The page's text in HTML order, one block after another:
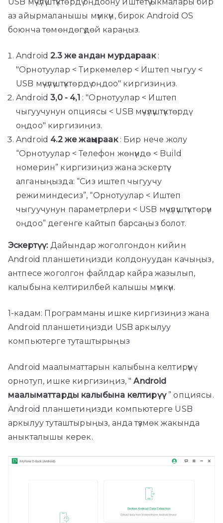
аз айырмаланышы мүмкүн, бирок Android OS
боюнча төмөндөгүдөй караңыз.
Android2.3 же андан мурдараак:
"Орнотуулар < Тиркемелер < Иштеп чыгуу <
USB мүчүлүштүктөрдү оңдоо" киргизиңиз.
Android3,0 - 4,1 : "Орнотуулар < Иштеп
чыгуучунун опциясы < USB мүчүлүштүктөрдү
оңдоо" киргизиңиз.
Android 4.2 же жаңыраак: Бир нече жолу
“Орнотуулар < Телефон жөнүндө < Build
номерин” киргизиңиз жана эскертүү
алганыңызда: “Сиз иштеп чыгуучу
режиминдесиз”, “Орнотуулар < Иштеп
чыгуучунун параметрлери < USB мүчүлүштүктөрүн
оңдоо” дегенге кайтып барсаңыз болот.
Эскертүү:Дайындар жоголгондон кийин
Android планшетиңизди колдонуудан качыңыз,
антпесе жоголгон файлдар кайра жазылып,
калыбына келтирилбей калышы мүмкүн.
1-кадам: Программаны ишке киргизиңиз жана
Android планшетиңизди USB аркылуу
компьютерге туташтырыңыз
Android маалыматтарын калыбына келтирүүнү
орнотуп, ишке киргизиңиз, "Android
маалыматтарды калыбына келтирүү” опциясы.
Android планшетиңизди компьютерге USB
аркылуу туташтырыңыз, анда түзмөк жакында
аныкталышы керек.